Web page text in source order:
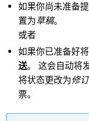
如果你尚未准备
置为草稿。
或者
如果你已准备好
送。 这会自动将
将状态更改为修
票。